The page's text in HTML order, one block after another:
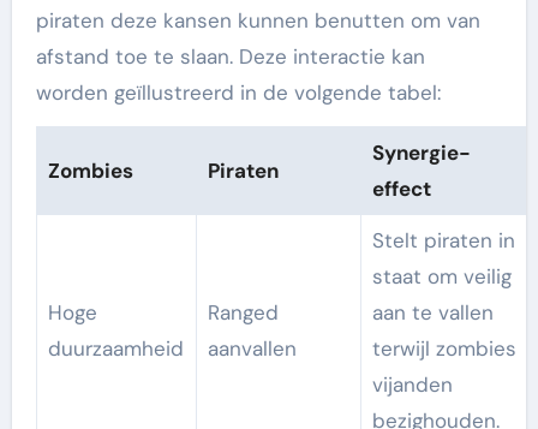
piraten deze kansen kunnen benutten om van
afstand toe te slaan. Deze interactie kan
worden geïllustreerd in de volgende tabel:
Zombies Piraten
Synergie-
effect
Hoge
duurzaamheid
Ranged
aanvallen
Stelt piraten in
staat om veilig
aan te vallen
terwijl zombies
vijanden
bezighouden.